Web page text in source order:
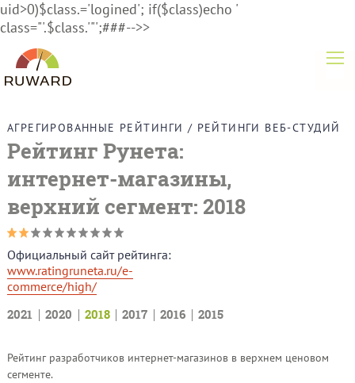
uid>0)$class.='logined'; if($class)echo '
class="'.$class.'"';###-->>
АГРЕГИРОВАННЫЕ РЕЙТИНГИ / РЕЙТИНГИ ВЕБ-СТУДИЙ
Рейтинг Рунета:
интернет-магазины,
верхний сегмент: 2018
Официальный сайт рейтинга:
www.ratingruneta.ru/e-
commerce/high/
2021
2020 2018 2017 2016 2015
Рейтинг разработчиков интернет-магазинов в верхнем ценовом
сегменте.